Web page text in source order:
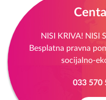
NISI KRIVA! NISI
Besplatna pravna
socijalno-
033 570